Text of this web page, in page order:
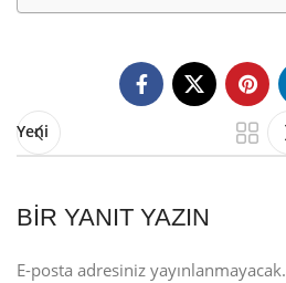
Yeni
BIR YANIT YAZIN
E-posta adresiniz yayınlanmayacak.